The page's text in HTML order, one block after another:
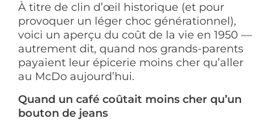
À titre de clin d’œil historique (et pour
provoquer un léger choc générationnel),
voici un aperçu du coût de la vie en 1950 —
autrement dit, quand nos grands-parents
payaient leur épicerie moins cher qu’aller
au McDo aujourd’hui.
Quand un café coûtait moins cher qu’un
bouton de jeans